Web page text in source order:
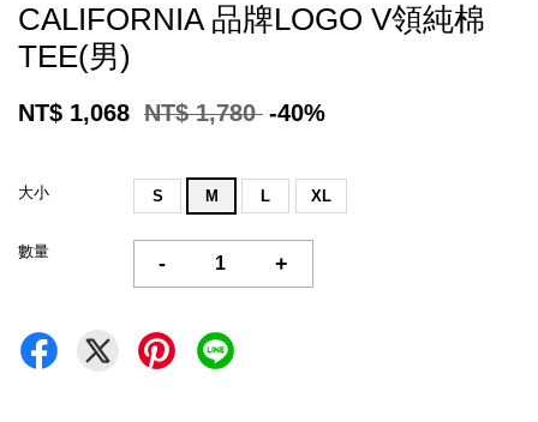
CALIFORNIA 品牌LOGO V領純棉
TEE(男)
NT$ 1,068 NT$ 1,780 -40%
大小 S M L XL
數量
- +